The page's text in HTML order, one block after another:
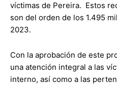
víctimas de Pereira. Estos
son del orden de los 1.495
2023.
Con la aprobación de este
una atención integral a las
interno, así como a las